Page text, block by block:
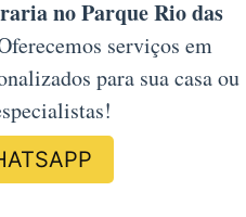
no Parque Rio das
serviços em
para sua casa ou